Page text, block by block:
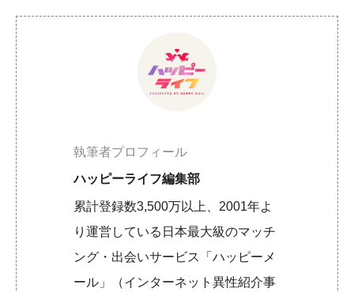
執筆者プロフィール
ハッピーライフ編集部
累計登録数3,500万以上、2001年よ
り運営している日本最大級のマッチ
ング・出会いサービス「ハッピーメ
ール」（インターネット異性紹介事